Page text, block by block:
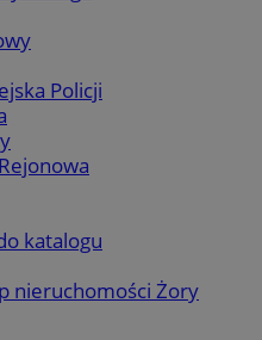
Policji
katalogu
nieruchomości Żory